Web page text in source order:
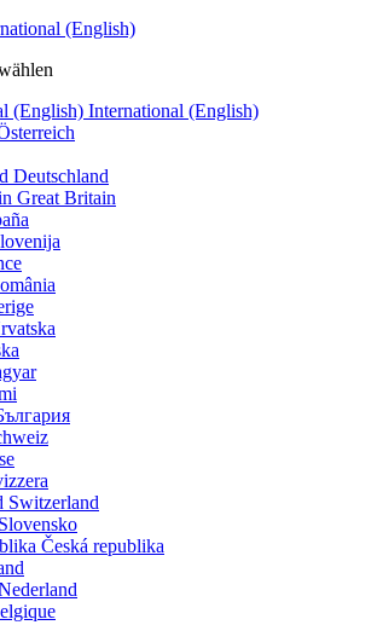
(English)
International (English)
Deutschland
Great Britain
Switzerland
Slovensko
Česká republika